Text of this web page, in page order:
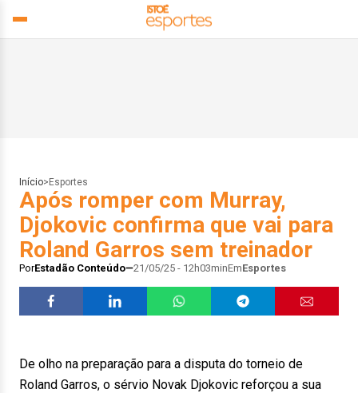
Início> Esportes
Após romper com Murray,
Djokovic confirma que vai para
Roland Garros sem treinador
PorEstadão Conteúdo 21/05/25 - 12h03minEmEsportes
De olho na preparação para a disputa do torneio de
Roland Garros, o sérvio Novak Djokovic reforçou a sua